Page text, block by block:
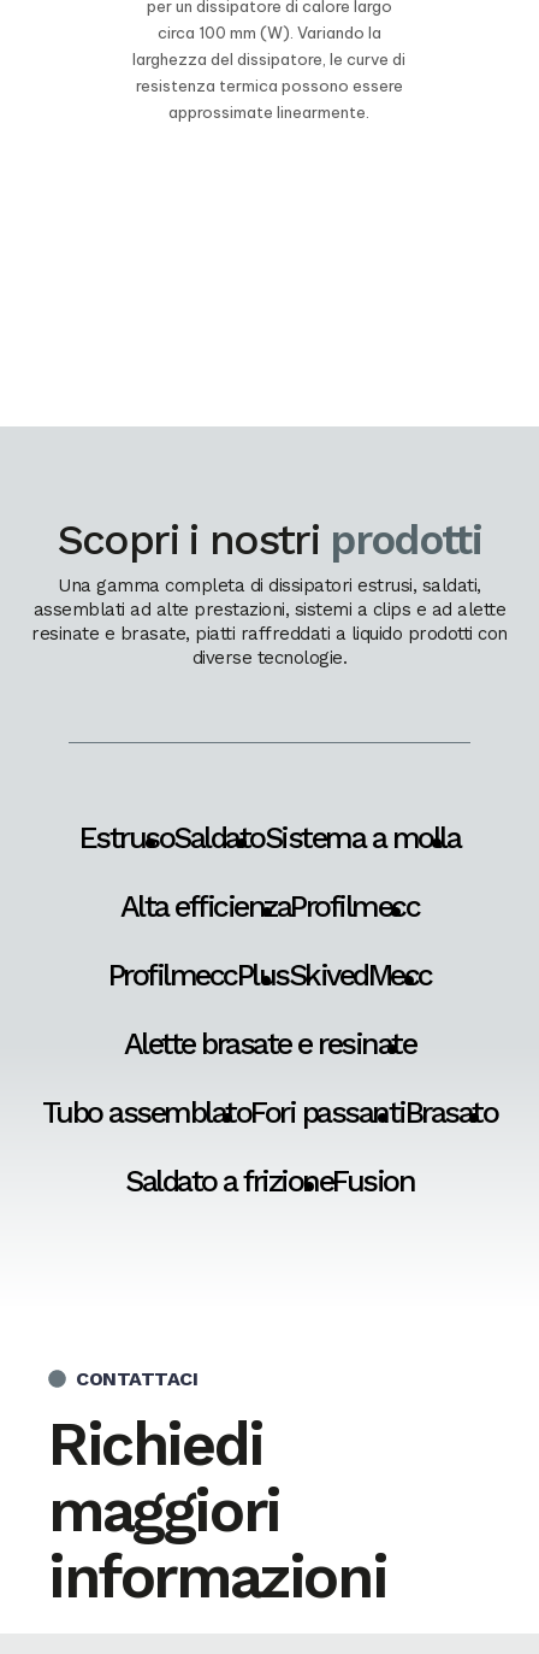
per un dissipatore di calore largo
circa 100 mm (W). Variando la
larghezza del dissipatore, le curve di
resistenza termica possono essere
approssimate linearmente.
Scopri i nostri prodotti
Una gamma completa di dissipatori estrusi, saldati,
assemblati ad alte prestazioni, sistemi a clips e ad alette
resinate e brasate, piatti raffreddati a liquido prodotti con
diverse tecnologie.
EstrusoSaldatoSistema a molla
Alta efficienzaProfilmecc
ProfilmeccPlusSkivedMecc
Alette brasate e resinate
Tubo assemblatoFori passantiBrasato
Saldato a frizioneFusion
CONTATTACI
Richiedi
maggiori
informazioni